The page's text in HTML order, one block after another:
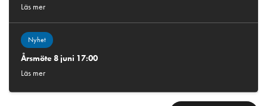
Läs mer
Nyhet
Årsmöte 8 juni 17:00
Läs mer